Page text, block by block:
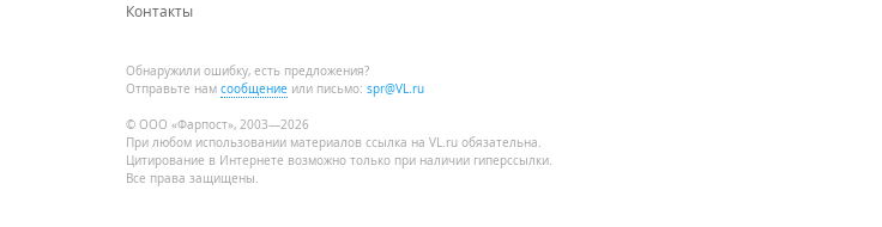
Контакты
Обнаружили ошибку, есть предложения?
Отправьте нам сообщение или письмо: spr@VL.ru
© ООО «Фарпост», 2003—2026
При любом использовании материалов ссылка на VL.ru обязательна.
Цитирование в Интернете возможно только при наличии гиперссылки.
Все права защищены.